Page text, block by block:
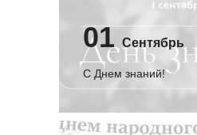
01 Сентябрь
C Днем знаний!